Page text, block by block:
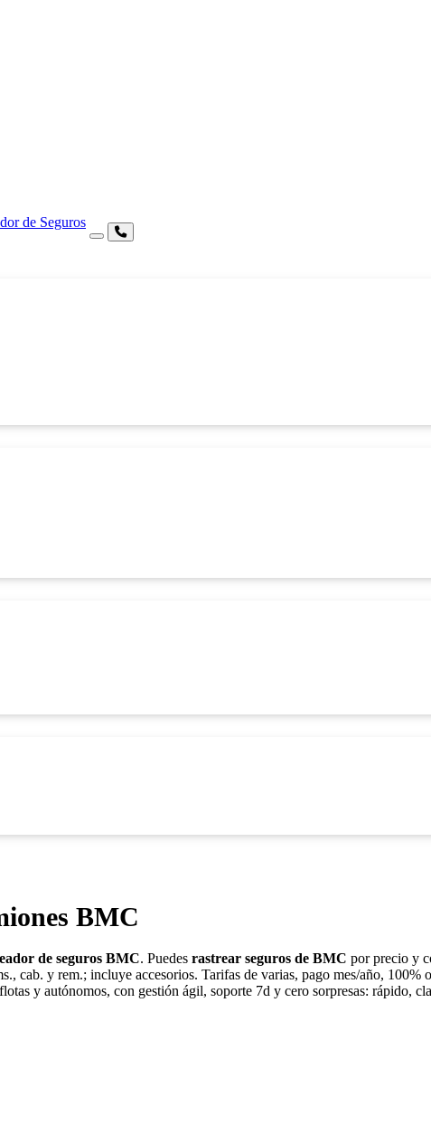
BMC
de seguros BMC. Puedes rastrear seguros de BMC por precio y
cab. y rem.; incluye accesorios. Tarifas de varias, pago mes/año,
y autónomos, con gestión ágil, soporte 7d y cero sorpresas: rápido,